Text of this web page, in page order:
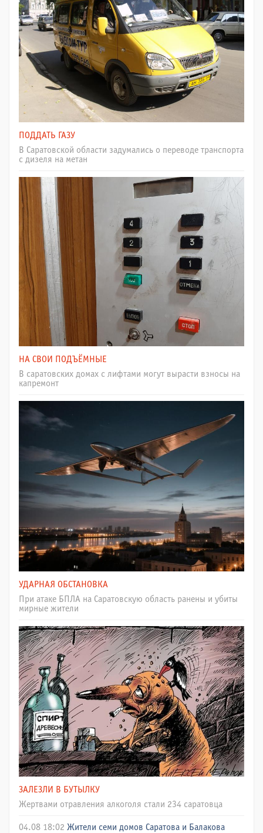
ПОДДАТЬ ГАЗУ
В Саратовской области задумались о переводе транспорта
с дизеля на метан
НА СВОИ ПОДЪЁМНЫЕ
В саратовских домах с лифтами могут вырасти взносы на
капремонт
УДАРНАЯ ОБСТАНОВКА
При атаке БПЛА на Саратовскую область ранены и убиты
мирные жители
ЗАЛЕЗЛИ В БУТЫЛКУ
Жертвами отравления алкоголя стали 234 саратовца
04.08 18:02 Жители семи домов Саратова и Балакова